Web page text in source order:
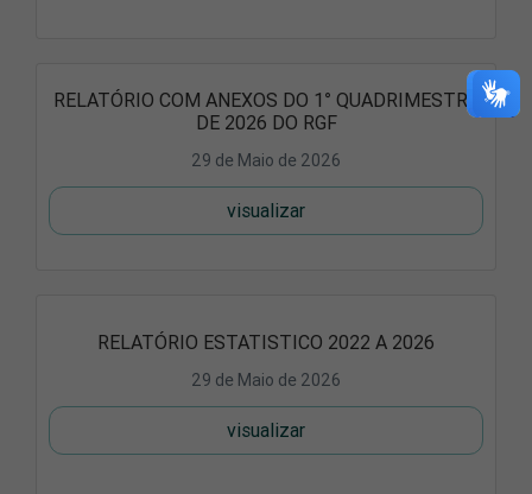
RELATÓRIO COM ANEXOS DO 1° QUADRIMESTRE
DE 2026 DO RGF
29 de Maio de 2026
visualizar
RELATÓRIO ESTATISTICO 2022 A 2026
29 de Maio de 2026
visualizar